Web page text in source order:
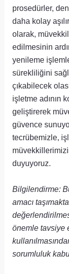
prosedürler,
daha kolay
olarak,
edilmesinin
yenileme
sürekliliğini
çıkabilecek
işletme adının
geliştirerek
güvence
tecrübemizle,
duyuyoruz.
Bilgilendirme:
amacı
önemle tavsiye
sorumluluk